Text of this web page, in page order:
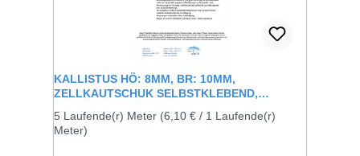
KALLISTUS HÖ: 8MM, BR: 10MM,
ZELLKAUTSCHUK SELBSTKLEBEND,
5 Laufende(r) Meter (6,10 € / 1 Laufende(r)
Meter)